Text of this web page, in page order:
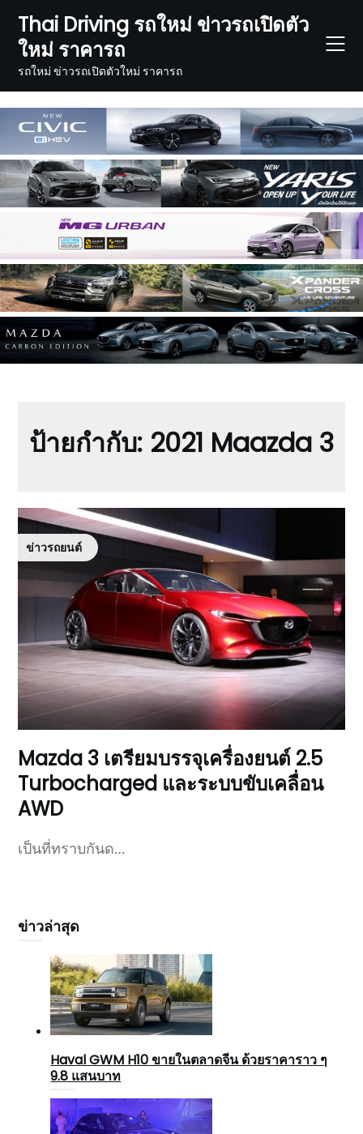
content
Thai Driving รถใหม่ ข่าวรถเปิดตัว
ใหม่ ราคารถ
รถใหม่ ข่าวรถเปิดตัวใหม่ ราคารถ
ป้ายกำกับ: 2021 Maazda 3
ข่าวรถยนต์
Mazda 3 เตรียมบรรจุเครื่องยนต์ 2.5
Turbocharged และระบบขับเคลื่อน
AWD
เป็นที่ทราบกันด…
ข่าวล่าสุด
Haval GWM H10 ขายในตลาดจีน ด้วยราคาราว ๆ
9.8 แสนบาท